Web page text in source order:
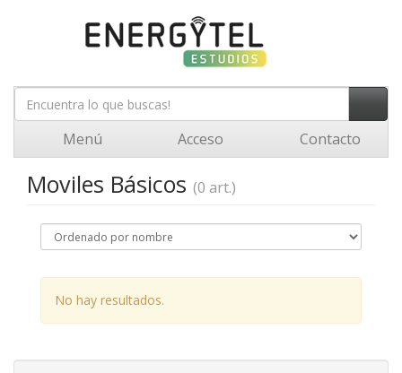
Menú Acceso Contacto
Moviles Básicos (0 art.)
No hay resultados.